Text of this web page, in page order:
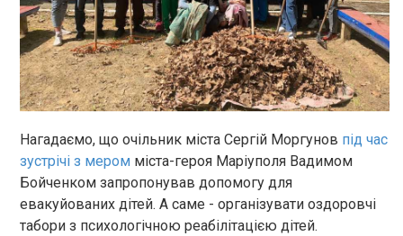
Нагадаємо, що очільник міста Сергій Моргунов під час
зустрічі з мером міста-героя Маріуполя Вадимом
Бойченком запропонував допомогу для
евакуйованих дітей. А саме - організувати оздоровчі
табори з психологічною реабілітацією дітей.